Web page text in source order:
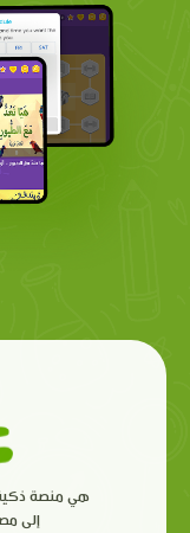
هي منصة ذكية
إلى